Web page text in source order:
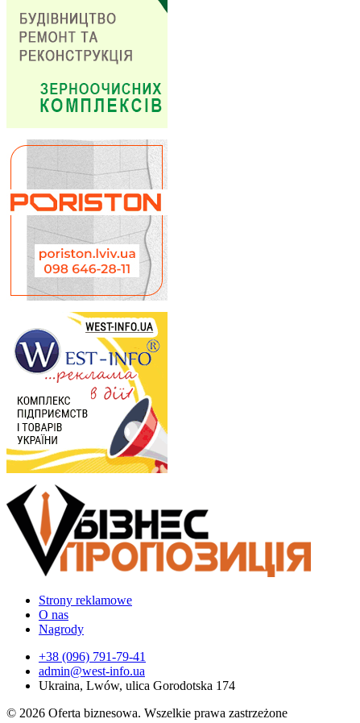
Strony reklamowe
O nas
Nagrody
+38 (096) 791-79-41
admin@west-info.ua
Ukraina, Lwów, ulica Gorodotska 174
© 2026 Oferta biznesowa. Wszelkie prawa zastrzeżone